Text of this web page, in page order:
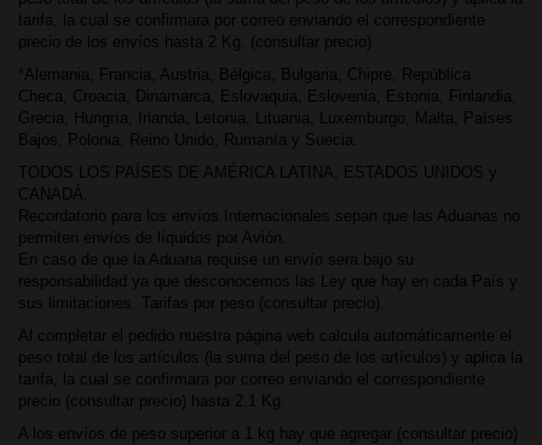
tarifa, la cual se confirmara por correo enviando el correspondiente
precio de los envíos hasta 2 Kg. (consultar precio)
*Alemania, Francia, Austria, Bélgica, Bulgaria, Chipre, República
Checa, Croacia, Dinamarca, Eslovaquia, Eslovenia, Estonia, Finlandia,
Grecia, Hungría, Irlanda, Letonia, Lituania, Luxemburgo, Malta, Países
Bajos, Polonia, Reino Unido, Rumanía y Suecia.
TODOS LOS PAÍSES DE AMÉRICA LATINA, ESTADOS UNIDOS y
CANADÁ.
Recordatorio para los envíos Internacionales sepan que las Aduanas no
permiten envíos de líquidos por Avión.
En caso de que la Aduana requise un envío sera bajo su
responsabilidad ya que desconocemos las Ley que hay en cada País y
sus limitaciones. Tarifas por peso (consultar precio).
Al completar el pedido nuestra página web calcula automáticamente el
peso total de los artículos (la suma del peso de los artículos) y aplica la
tarifa, la cual se confirmara por correo enviando el correspondiente
precio (consultar precio) hasta 2.1 Kg.
A los envíos de peso superior a 1 kg hay que agregar (consultar precio)